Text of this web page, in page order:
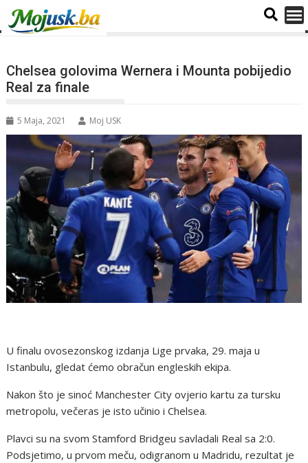
Chelsea golovima Wernera i Mounta pobijedio
Real za finale
5 Maja, 2021 Moj USK
U finalu ovosezonskog izdanja Lige prvaka, 29. maja u
Istanbulu, gledat ćemo obračun engleskih ekipa.
Nakon što je sinoć Manchester City ovjerio kartu za tursku
metropolu, večeras je isto učinio i Chelsea.
Plavci su na svom Stamford Bridgeu savladali Real sa 2:0.
Podsjetimo, u prvom meču, odigranom u Madridu, rezultat je